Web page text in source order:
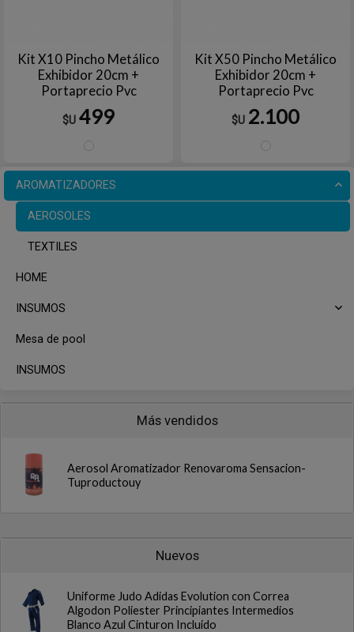
AROMATIZADORES
AEROSOLES
TEXTILES
HOME
INSUMOS
Mesa de pool
INSUMOS
Más vendidos
Aerosol Aromatizador Renovaroma Sensacion-
Tuproductouy
Nuevos
Uniforme Judo Adidas Evolution con Correa
Algodon Poliester Principiantes Intermedios
Blanco Azul Cinturon Incluido
Kit X10 Pincho Metálico
Exhibidor 20cm +
Portaprecio Pvc
$U 499
Kit X50 Pincho Metálico
Exhibidor 20cm +
Portaprecio Pvc
$U 2.100